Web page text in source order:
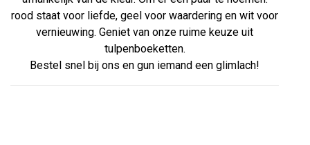
rood staat voor liefde, geel voor waardering en wit voor
vernieuwing. Geniet van onze ruime keuze uit
tulpenboeketten.
Bestel snel bij ons en gun iemand een glimlach!